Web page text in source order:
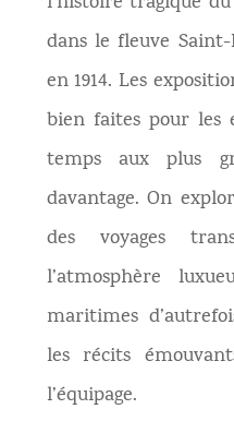
dans le fleuve
en 1914. Les
bien faites pour les
temps aux plus
davantage. On
des voyages
l’atmosphère
maritimes
les récits
l’équipage.